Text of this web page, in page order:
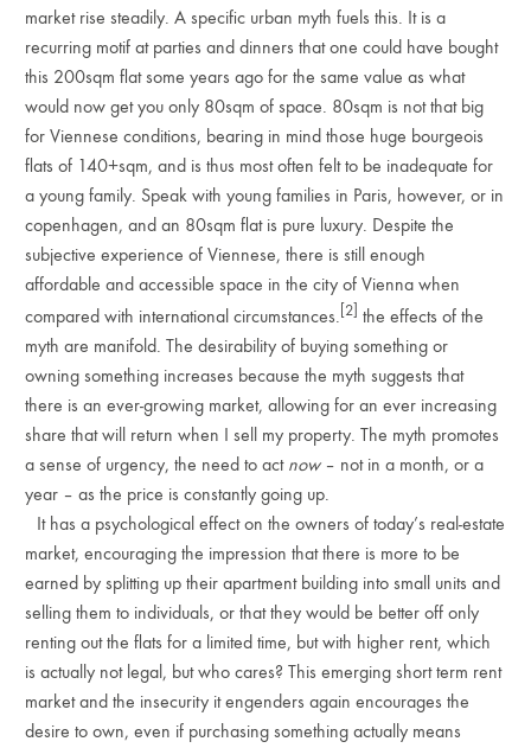
market rise steadily. A specific urban myth fuels this. It is a
recurring motif at parties and dinners that one could have bought
this 200sqm flat some years ago for the same value as what
would now get you only 80sqm of space. 80sqm is not that big
for Viennese conditions, bearing in mind those huge bourgeois
flats of 140+sqm, and is thus most often felt to be inadequate for
a young family. Speak with young families in Paris, however, or in
copenhagen, and an 80sqm flat is pure luxury. Despite the
subjective experience of Viennese, there is still enough
affordable and accessible space in the city of Vienna when
compared with international circumstances. [2] the effects of the
myth are manifold. The desirability of buying something or
owning something increases because the myth suggests that
there is an ever-growing market, allowing for an ever increasing
share that will return when I sell my property. The myth promotes
a sense of urgency, the need to act now– not in a month, or a
year – as the price is constantly going up.
It has a psychological effect on the owners of today’s real-estate
market, encouraging the impression that there is more to be
earned by splitting up their apartment building into small units and
selling them to individuals, or that they would be better off only
renting out the flats for a limited time, but with higher rent, which
is actually not legal, but who cares? This emerging short term rent
market and the insecurity it engenders again encourages the
desire to own, even if purchasing something actually means